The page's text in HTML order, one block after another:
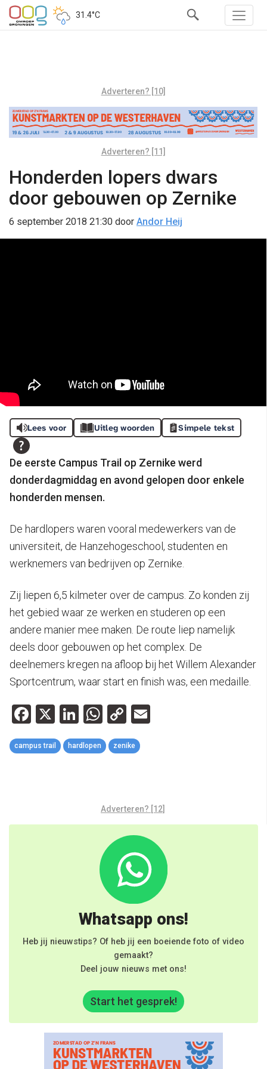
31.4°C
Adverteren? [10]
Adverteren? [11]
Honderden lopers dwars
door gebouwen op Zernike
6 september 2018 21:30 door Andor Heij
Lees voor Uitleg woorden Simpele tekst
De eerste Campus Trail op Zernike werd
donderdagmiddag en avond gelopen door enkele
honderden mensen.
De hardlopers waren vooral medewerkers van de
universiteit, de Hanzehogeschool, studenten en
werknemers van bedrijven op Zernike.
Zij liepen 6,5 kilmeter over de campus. Zo konden zij
het gebied waar ze werken en studeren op een
andere manier mee maken. De route liep namelijk
deels door gebouwen op het complex. De
deelnemers kregen na afloop bij het Willem Alexander
Sportcentrum, waar start en finish was, een medaille.
Facebook
X LinkedIn
WhatsApp
Copy
Link
campus trail hardlopen zenike
Adverteren? [12]
Whatsapp ons!
Heb jij nieuwstips? Of heb jij een boeiende foto of video
gemaakt?
Deel jouw nieuws met ons!
Start het gesprek!